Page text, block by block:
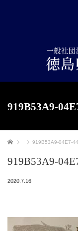
919B53A9-
ホーム 919B53A9-04E7-
919B53A9-
2020.7.16